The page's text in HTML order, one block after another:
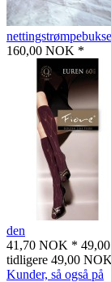
160,00 NOK *
den
41,70 NOK *
tidligere 49,00
Kunder, så også på